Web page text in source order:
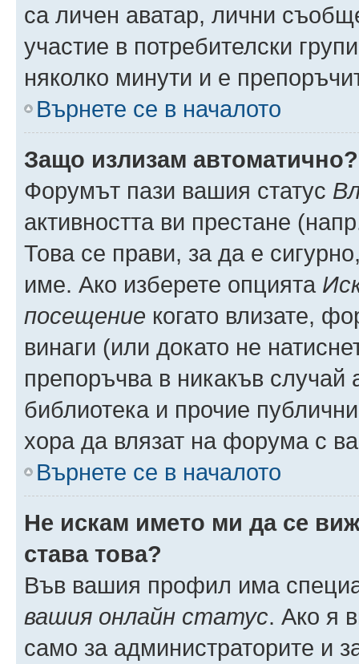
са личен аватар, лични
участие в потребителски
няколко минути и е
Върнете се в началото
Защо излизам автоматично?
Форумът пази вашия статус
активността ви престане
Това се прави, за да е
име. Ако изберете опцията
посещение когато влизате,
винаги (или докато не
препоръчва в никакъв случай
библиотека и прочие
хора да влязат на форума с
Върнете се в началото
Не искам името ми да се
става това?
Във вашия профил има
вашия онлайн статус. Ако я
само за администраторите и